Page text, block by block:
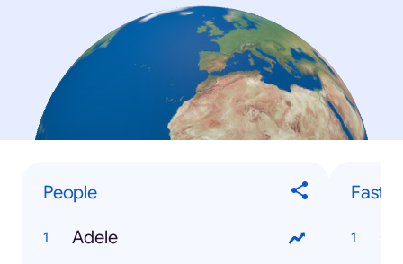
People
Adele